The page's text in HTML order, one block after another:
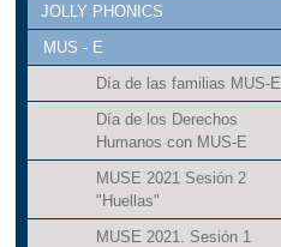
JOLLY PHONICS
MUS - E
Día de las familias MUS-E
Día de los Derechos
Humanos con MUS-E
MUSE 2021 Sesión 2
"Huellas"
MUSE 2021. Sesión 1